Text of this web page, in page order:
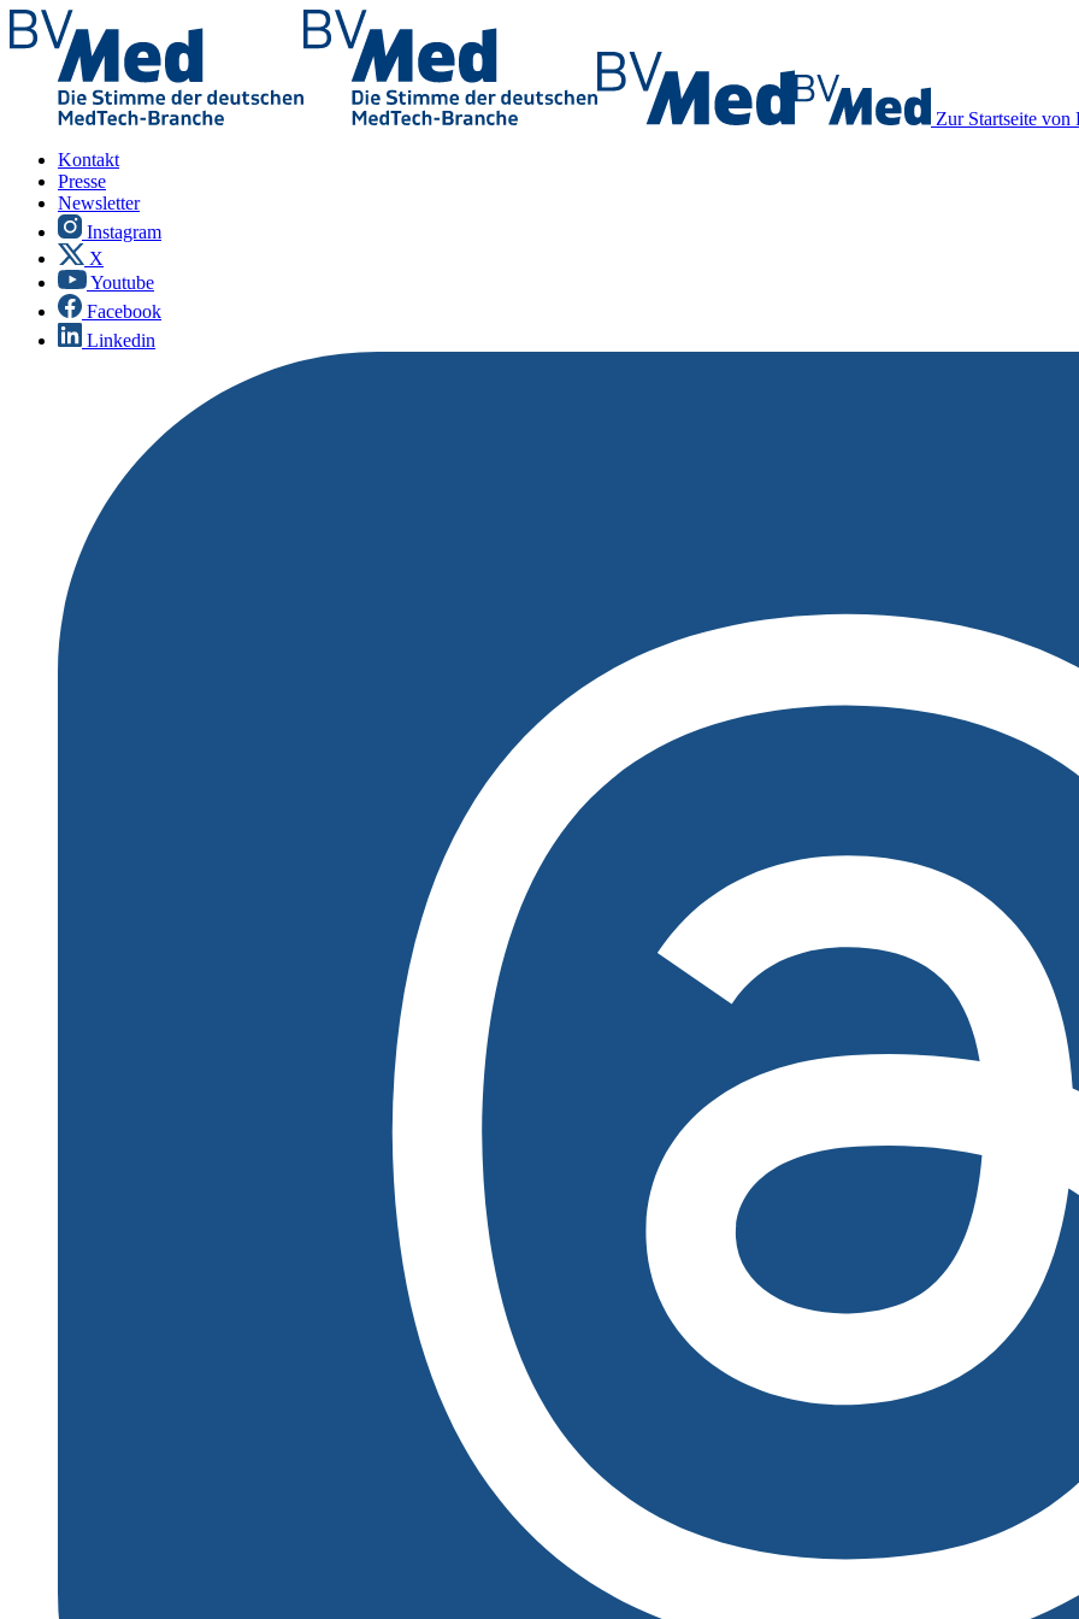
Zur Startseite
Kontakt
Presse
Newsletter
Instagram
X
Youtube
Facebook
Linkedin